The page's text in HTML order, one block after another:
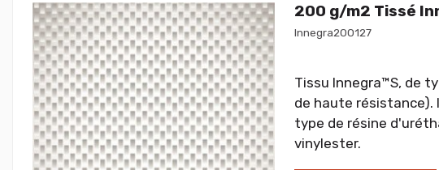
200 g/m2 Tissé
Innegra200127
Tissu Innegra™S, de
de haute résistance).
type de résine
vinylester.